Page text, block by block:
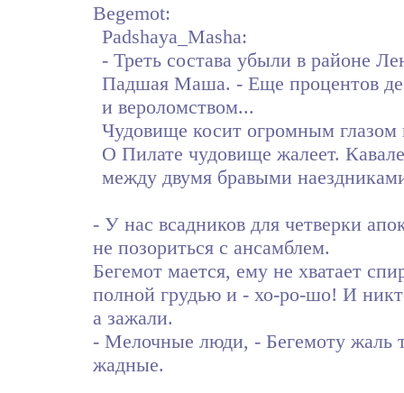
Begemot:
Padshaya_Masha:
- Треть состава убыли в районе
Падшая Маша. - Еще процентов
и вероломством...
Чудовище косит огромным глазом
О Пилате чудовище жалеет.
между двумя бравыми
- У нас всадников для четверки
не позориться с ансамблем.
Бегемот мается, ему не хватает
полной грудью и - хо-ро-шо! И
а зажали.
- Мелочные люди, - Бегемоту жаль
жадные.